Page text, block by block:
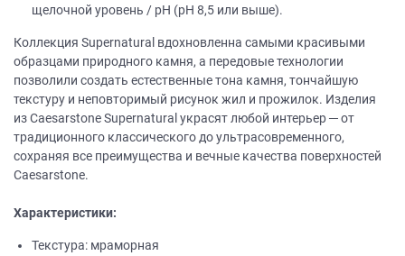
щелочной уровень / рН (рН 8,5 или выше).
Коллекция Supernatural вдохновленна самыми красивыми
образцами природного камня, а передовые технологии
позволили создать естественные тона камня, тончайшую
текстуру и неповторимый рисунок жил и прожилок. Изделия
из Caesarstone Supernatural украсят любой интерьер ─ от
традиционного классического до ультрасовременного,
сохраняя все преимущества и вечные качества поверхностей
Caesarstone.
Характеристики:
Текстура: мраморная